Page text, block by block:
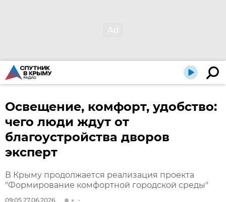
Освещение, комфорт, удобство:
чего люди ждут от
благоустройства дворов
эксперт
В Крыму продолжается реализация проекта
"Формирование комфортной городской среды"
09:05 27.06.2026